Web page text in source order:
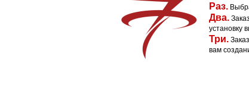
Раз.
Два.
установку
Три.
вам